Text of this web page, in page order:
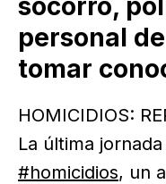
socorro,
personal
tomar
HOMICIDIOS:
La última
#homicidios, un